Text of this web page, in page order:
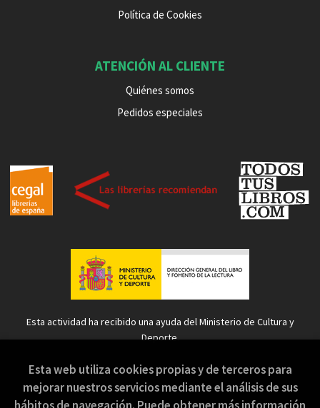
Política de Cookies
ATENCIÓN AL CLIENTE
Quiénes somos
Pedidos especiales
Esta actividad ha recibido una ayuda del Ministerio de Cultura y
Deporte.
Esta web utiliza cookies propias y de terceros para
mejorar nuestros servicios mediante el análisis de sus